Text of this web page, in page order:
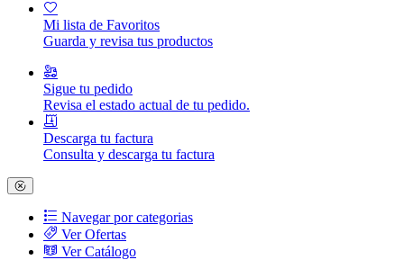
Mi lista de Favoritos
Guarda y revisa tus productos
Sigue tu pedido
Revisa el estado actual de tu pedido.
Descarga tu factura
Consulta y descarga tu factura
Navegar por categorias
Ver Ofertas
Ver Catálogo